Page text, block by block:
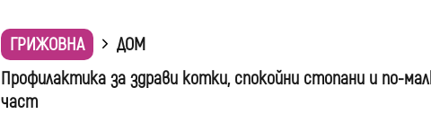
ГРИЖОВНА
ДОМ
Профилактика за здрави котки, спокойни стопани и по-
част